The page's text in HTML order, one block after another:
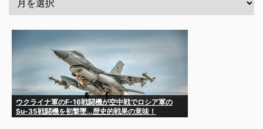
ウクライナ軍のF-16戦闘機が空中戦でロシア軍の
Su-35戦闘機を初撃墜…歴史的戦果の意味！